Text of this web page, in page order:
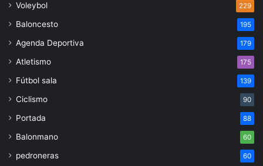
Voleybol 229
Baloncesto 195
Agenda Deportiva 179
Atletismo 175
Fútbol sala 139
Ciclismo 90
Portada 88
Balonmano 60
pedroneras 60